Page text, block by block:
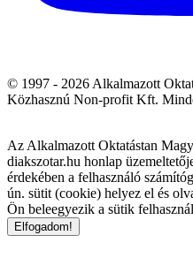
© 1997 - 2026 Alkalmazott
Közhasznú Non-profit Kft.
Az Alkalmazott Oktatástan
diakszotar.hu honlap
érdekében a felhasználó
ún. sütit (cookie) helyez el és
Ön beleegyezik a sütik
Elfogadom!